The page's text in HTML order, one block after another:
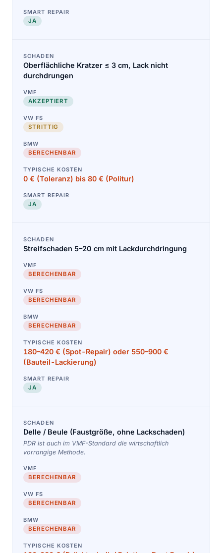
JA
Oberflächliche Kratzer ≤ 3 cm, Lack nicht
durchdrungen
AKZEPTIERT
STRITTIG
BERECHENBAR
0 € (Toleranz) bis 80 € (Politur)
JA
Streifschaden 5–20 cm mit Lackdurchdringung
BERECHENBAR
BERECHENBAR
BERECHENBAR
180–420 € (Spot-Repair) oder 550–900 €
(Bauteil-Lackierung)
JA
Delle / Beule (Faustgröße, ohne Lackschaden)
PDR ist auch im VMF-Standard die wirtschaftlich
vorrangige Methode.
BERECHENBAR
BERECHENBAR
BERECHENBAR